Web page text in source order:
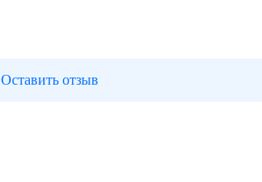
Оставить отзыв